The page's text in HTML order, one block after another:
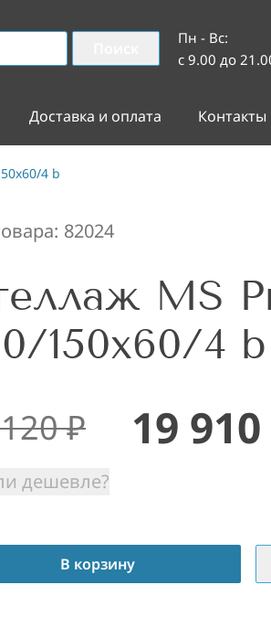
Пн - Вс:
с 9.00 до
Доставка и оплата Контакты
4 b
82024
MS
150x60/4 b
₽ 19 910
дешевле?
В корзину